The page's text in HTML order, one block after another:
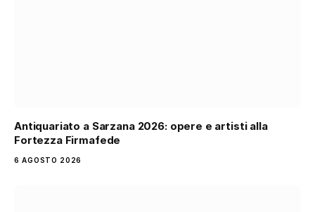
Antiquariato a Sarzana 2026: opere e artisti alla
Fortezza Firmafede
6 AGOSTO 2026